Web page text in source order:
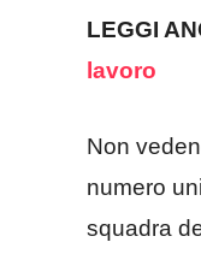
LEGGI
lavoro
Non
numero
squadra